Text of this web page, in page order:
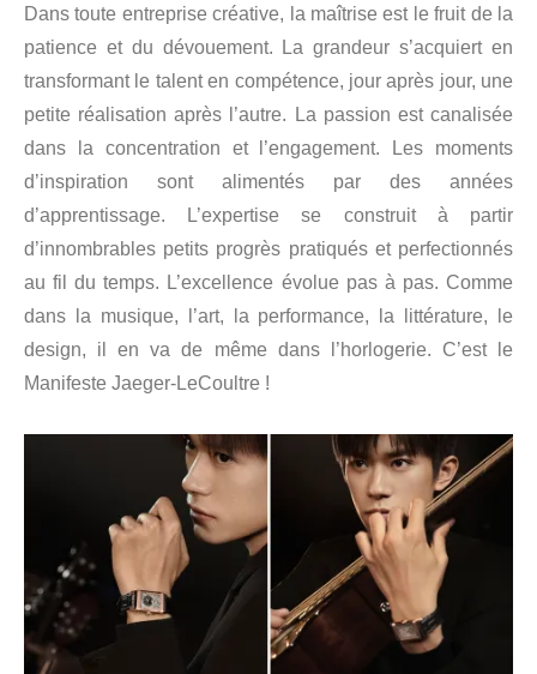
Dans toute entreprise créative, la maîtrise est le fruit de la
patience et du dévouement. La grandeur s’acquiert en
transformant le talent en compétence, jour après jour, une
petite réalisation après l’autre. La passion est canalisée
dans la concentration et l’engagement. Les moments
d’inspiration sont alimentés par des années
d’apprentissage. L’expertise se construit à partir
d’innombrables petits progrès pratiqués et perfectionnés
au fil du temps. L’excellence évolue pas à pas. Comme
dans la musique, l’art, la performance, la littérature, le
design, il en va de même dans l’horlogerie. C’est le
Manifeste Jaeger-LeCoultre !